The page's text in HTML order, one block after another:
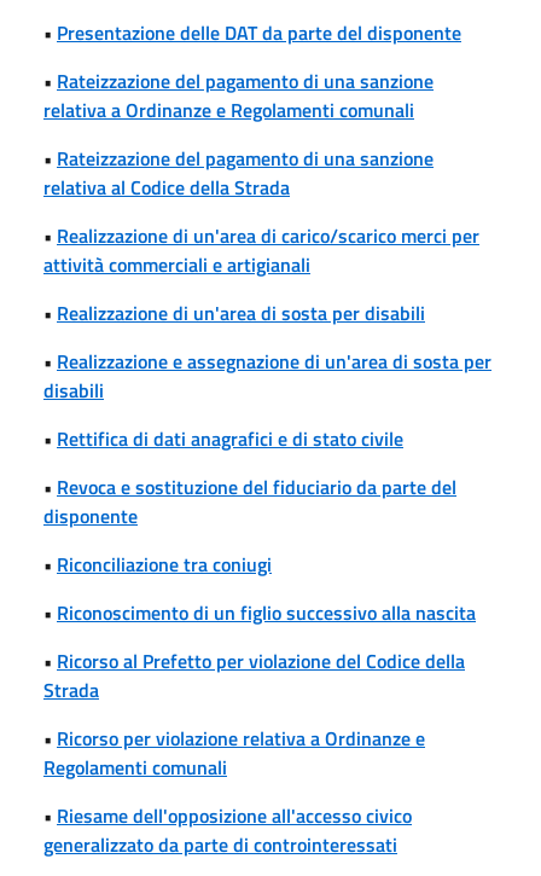
• Presentazione delle DAT da parte del disponente
• Rateizzazione del pagamento di una sanzione
relativa a Ordinanze e Regolamenti comunali
• Rateizzazione del pagamento di una sanzione
relativa al Codice della Strada
• Realizzazione di un'area di carico/scarico merci per
attività commerciali e artigianali
• Realizzazione di un'area di sosta per disabili
• Realizzazione e assegnazione di un'area di sosta per
disabili
• Rettifica di dati anagrafici e di stato civile
• Revoca e sostituzione del fiduciario da parte del
disponente
• Riconciliazione tra coniugi
• Riconoscimento di un figlio successivo alla nascita
• Ricorso al Prefetto per violazione del Codice della
Strada
• Ricorso per violazione relativa a Ordinanze e
Regolamenti comunali
• Riesame dell'opposizione all'accesso civico
generalizzato da parte di controinteressati